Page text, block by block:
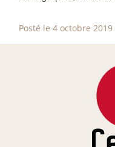
Posté le 4 octobre 2019